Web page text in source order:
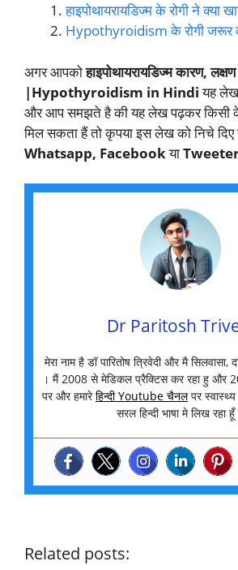
हाइपोथायरायडिज्म के रोगी ने क्या
Hypothyroidism के रोगी जरूर
अगर आपकोहाइपोथायरायडिज्म कारण,
|Hypothyroidism in Hindiयह लेख
और आप समझते है की यह लेख पढ़कर किसी के
मिल सकता हैं तो कृपया इस लेख को निचे
Whatsapp, Facebookया
Dr Paritosh
मेरा नाम है डॉ पारितोष त्रिवेदी और मै सिलवासा,
। मैं 2008 से मेडिकल प्रैक्टिस कर रहा हु और
पर और हमारेहिन्दी Youtube चैनलपर
सरल हिन्दी भाषा मे लिख रहा
Related posts: